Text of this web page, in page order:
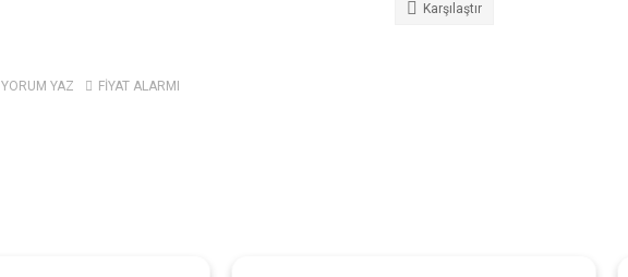
YORUM YAZ FİYAT ALARMI
Karşılaştır